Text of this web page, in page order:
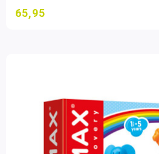
65,95